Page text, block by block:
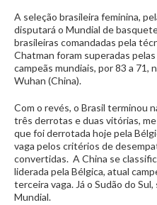
A seleção brasileira feminina,
disputará o Mundial de
brasileiras comandadas pela
Chatman foram superadas
campeãs mundiais, por 83 a 71,
Wuhan (China).
Com o revés, o Brasil terminou
três derrotas e duas vitórias,
que foi derrotada hoje pela
vaga pelos critérios de
convertidas. A China se
liderada pela Bélgica, atual
terceira vaga. Já o Sudão do
Mundial.